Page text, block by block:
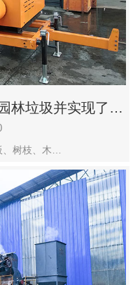
林垃圾并实现了再
树枝、木…